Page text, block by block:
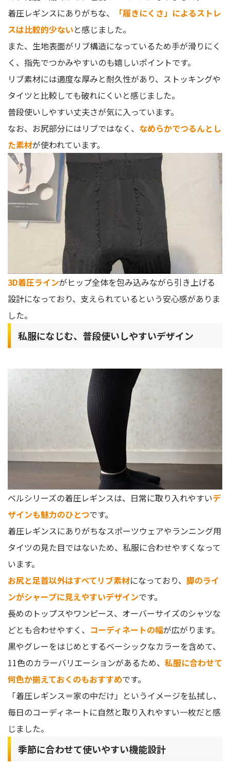
着圧レギンスにありがちな、
「履きにくさ」によるストレ
スは比較的少ないと感じました。
また、生地表面がリブ構造になっているため手が滑りにく
く、指先でつかみやすいのも嬉しいポイントです。
リブ素材には適度な厚みと耐久性があり、ストッキングや
タイツと比較しても破れにくいと感じました。
普段使いしやすい丈夫さが気に入っています。
なお、お尻部分にはリブではなく、 なめらかでつるんとし
た素材が使われています。
3D着圧ラインがヒップ全体を包み込みながら引き上げる
設計になっており、支えられているという安心感がありま
した。
私服になじむ、普段使いしやすいデザイン
ベルシリーズの着圧レギンスは、日常に取り入れやすいデ
ザインも魅力のひとつです。
着圧レギンスにありがちなスポーツウェアやランニング用
タイツの見た目ではないため、私服に合わせやすくなって
います。
お尻と足首以外はすべてリブ素材になっており、 脚のライ
ンがシャープに見えやすいデザインです。
長めのトップスやワンピース、オーバーサイズのシャツな
どとも合わせやすく、 コーディネートの幅が広がります。
黒やグレーをはじめとするベーシックなカラーを含めて、
11色のカラーバリエーションがあるため、 私服に合わせて
何色か揃えておくのもおすすめです。
「着圧レギンス＝家の中だけ」というイメージを払拭し、
毎日のコーディネートに自然と取り入れやすい一枚だと感
じました。
季節に合わせて使いやすい機能設計